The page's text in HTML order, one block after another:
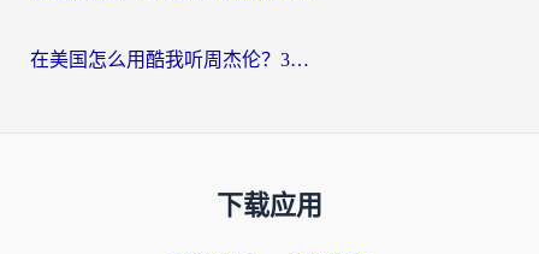
在美国怎么用酷我听周杰伦？3步搞定海外听歌难题
下载应用